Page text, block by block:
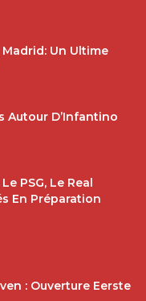
Un Ultime
Autour D’Infantino
PSG, Le Real
En Préparation
: Ouverture Eerste